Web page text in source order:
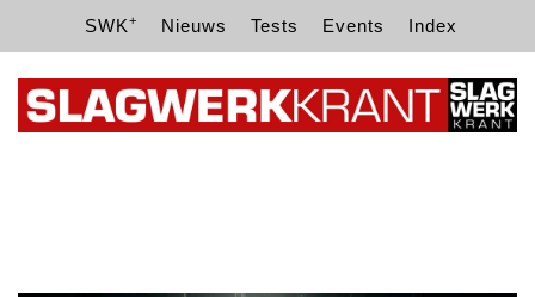
SWK+ Nieuws Tests Events Index